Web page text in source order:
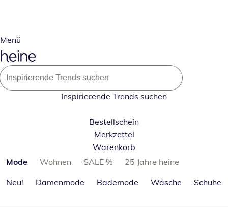
Menü
Inspirierende Trends suchen
Bestellschein
Merkzettel
Warenkorb
Produktkategorien überspringen
Mode Wohnen SALE %
25 Jahre heine
Neu!
Damenmode Bademode Wäsche Schuhe